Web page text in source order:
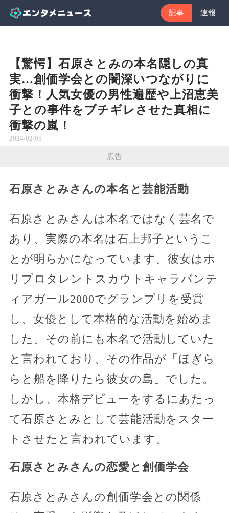
記事 速報
【驚愕】石原さとみの本名隠しの真
実…創価学会との闇深いつながりに
衝撃！人気女優の男性遍歴や上沼恵美
子との事件をブチギレさせた真相に
衝撃の嵐！
2024/02/05
広告
石原さとみさんの本名と芸能活動
石原さとみさんは本名ではなく芸名で
あり、実際の本名は石上邦子というこ
とが明らかになっています。彼女はホ
リプロタレントスカウトキャラバンテ
ィアガール2000でグランプリを受賞
し、女優として本格的な活動を始めま
した。その前にも本名で活動していた
と言われており、その作品が「ほぎら
らと船を降りたら彼女の島」でした。
しかし、本格デビューをするにあたっ
て石原さとみとして芸能活動をスター
トさせたと言われています。
石原さとみさんの恋愛と創価学会
石原さとみさんの創価学会との関係